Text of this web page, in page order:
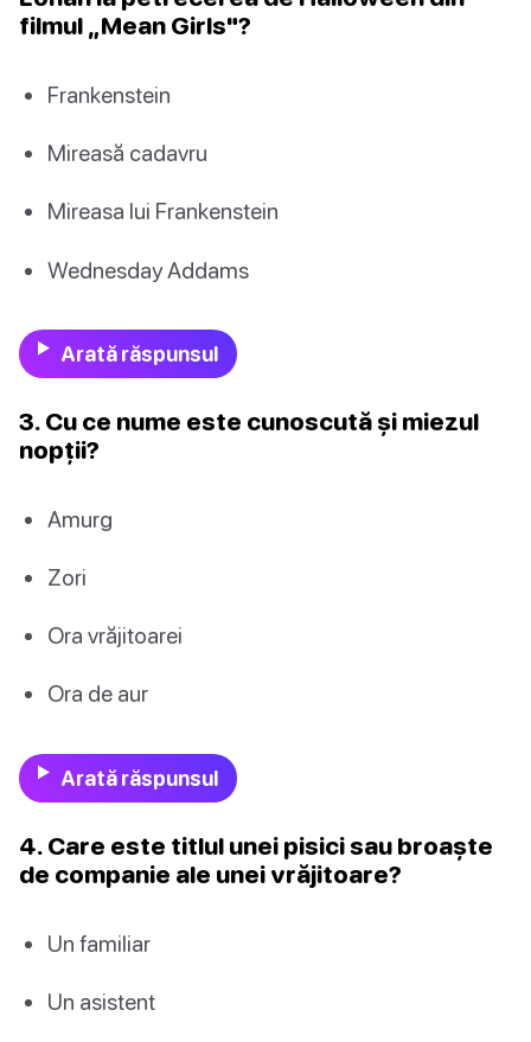
filmul „Mean Girls"?
Frankenstein
Mireasă cadavru
Mireasa lui Frankenstein
Wednesday Addams
Arată răspunsul
3. Cu ce nume este cunoscută și miezul
nopții?
Amurg
Zori
Ora vrăjitoarei
Ora de aur
Arată răspunsul
4. Care este titlul unei pisici sau broaște
de companie ale unei vrăjitoare?
Un familiar
Un asistent